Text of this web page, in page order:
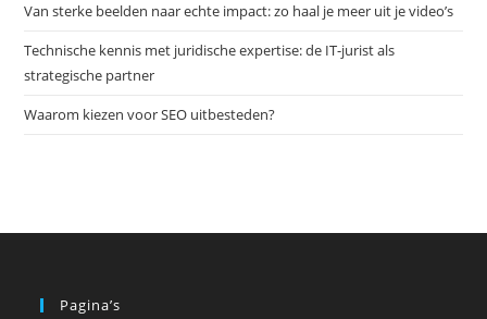
Van sterke beelden naar echte impact: zo haal je meer uit je video’s
Technische kennis met juridische expertise: de IT-jurist als
strategische partner
Waarom kiezen voor SEO uitbesteden?
Pagina’s